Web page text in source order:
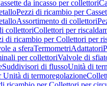
da incasso per collettori
Pezzi di ricambio per
Assortimento di collettori
collettoriCollettori per
di ricambio per Collettori per
a sferaTermometriAdattatori
per collettoriValvole di
Suddivisori di flussoUnità di
Unità di termoregolazione